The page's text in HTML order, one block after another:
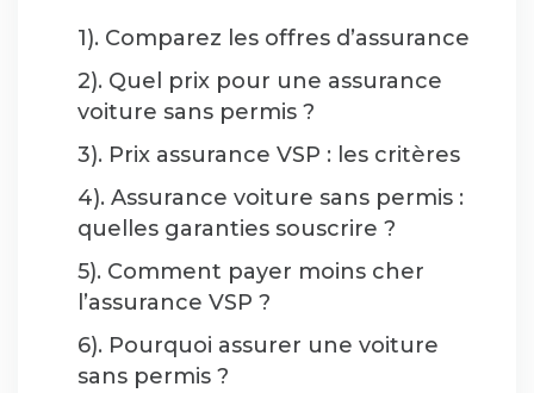
1). Comparez les offres d’assurance
2). Quel prix pour une assurance
voiture sans permis ?
3). Prix assurance VSP : les critères
4). Assurance voiture sans permis :
quelles garanties souscrire ?
5). Comment payer moins cher
l’assurance VSP ?
6). Pourquoi assurer une voiture
sans permis ?